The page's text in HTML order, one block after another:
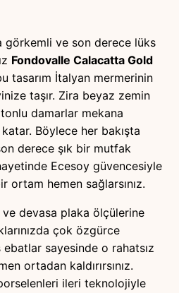
görkemli ve son derece lüks
Fondovalle Calacatta Gold
tasarım İtalyan mermerinin
taşır. Zira beyaz zemin
damarlar mekana
Böylece her bakışta
derece şık bir mutfak
Ecesoy güvencesiyle
hemen sağlarsınız.
ve devasa plaka ölçülerine
çok özgürce
ebatlar sayesinde o rahatsız
ortadan kaldırırsınız.
ileri teknolojiyle